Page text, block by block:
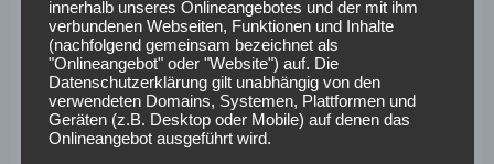
rechtfertige derweil bereits zum jetzigen Zeitpunkt die
Entscheidung für das langfristige Engagement. Ziel sei es
gewesen, nach drei Jahren zu amortisieren. Da man das
bereits vorzeitig erreicht hat, streben die
Verantwortlichen nun an, dass in den kommenden drei bis
innerhalb unseres Onlineangebotes und der mit ihm
verbundenen Webseiten, Funktionen und Inhalte
(nachfolgend gemeinsam bezeichnet als
"Onlineangebot" oder "Website") auf. Die
Datenschutzerklärung gilt unabhängig von den
verwendeten Domains, Systemen, Plattformen und
Geräten (z.B. Desktop oder Mobile) auf denen das
Onlineangebot ausgeführt wird.